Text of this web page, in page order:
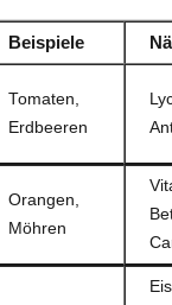
Beispiele
Tomaten,
Erdbeeren
Orangen,
Möhren